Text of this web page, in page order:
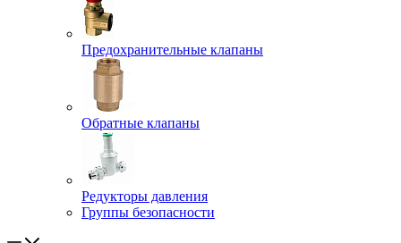
Предохранительные клапаны
Обратные клапаны
Редукторы давления
Группы безопасности